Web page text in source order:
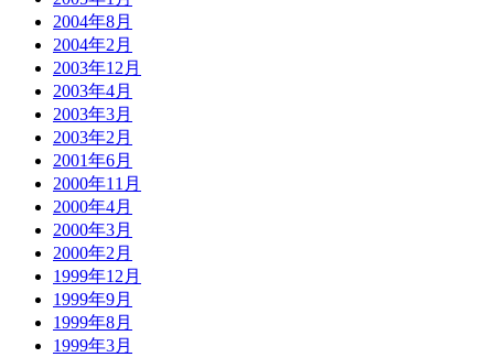
2004年8月
2004年2月
2003年12月
2003年4月
2003年3月
2003年2月
2001年6月
2000年11月
2000年4月
2000年3月
2000年2月
1999年12月
1999年9月
1999年8月
1999年3月